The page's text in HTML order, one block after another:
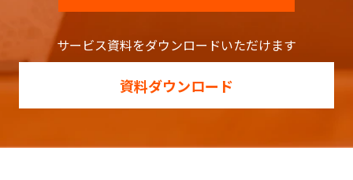
サービス資料をダウンロードいただけます
資料ダウンロード